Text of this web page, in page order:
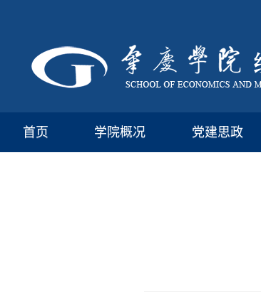
首页 学院概况 党建思政